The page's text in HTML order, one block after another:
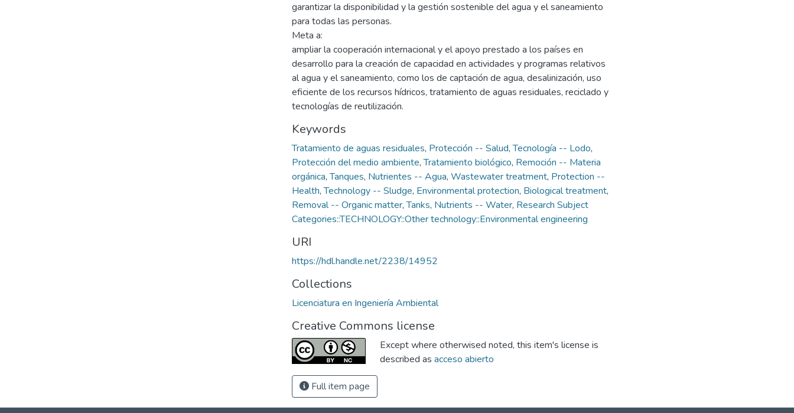
garantizar la disponibilidad y la gestión sostenible del agua y el saneamiento
para todas las personas.
Meta a:
ampliar la cooperación internacional y el apoyo prestado a los países en
desarrollo para la creación de capacidad en actividades y programas relativos
al agua y el saneamiento, como los de captación de agua, desalinización, uso
eficiente de los recursos hídricos, tratamiento de aguas residuales, reciclado y
tecnologías de reutilización.
Keywords
Tratamiento de aguas residuales, Protección -- Salud,Tecnología -- Lodo,
Protección del medio ambiente,Tratamiento biológico, Remoción -- Materia
orgánica,Tanques, Nutrientes -- Agua, Wastewater treatment, Protection --
Health,Technology -- Sludge, Environmental protection, Biological treatment,
Removal -- Organic matter,Tanks, Nutrients -- Water, Research Subject
Categories::TECHNOLOGY::Other technology::Environmental engineering
URI
https://hdl.handle.net/2238/14952
Collections
Licenciatura en Ingeniería Ambiental
Creative Commons license
Except where otherwised noted, this item's license is
described as acceso abierto
Full item page